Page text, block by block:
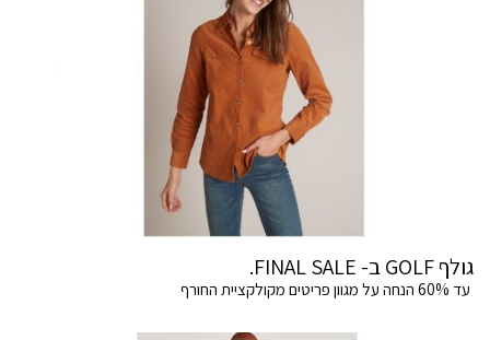
גולף GOLF ב- FINAL SALE.
עד 60% הנחה על מגוון פריטים מקולקציית החורף